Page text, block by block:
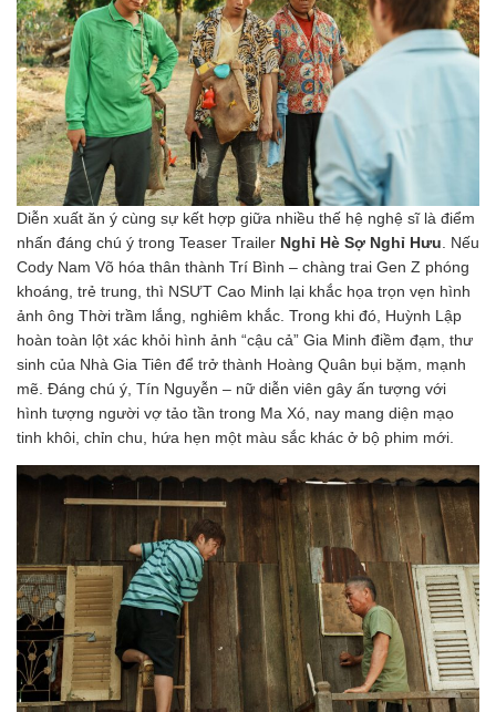
Diễn xuất ăn ý cùng sự kết hợp giữa nhiều thế hệ nghệ sĩ là điểm
nhấn đáng chú ý trong Teaser Trailer Nghỉ Hè Sợ Nghỉ Hưu . Nếu
Cody Nam Võ hóa thân thành Trí Bình – chàng trai Gen Z phóng
khoáng, trẻ trung, thì NSƯT Cao Minh lại khắc họa trọn vẹn hình
ảnh ông Thời trầm lắng, nghiêm khắc. Trong khi đó, Huỳnh Lập
hoàn toàn lột xác khỏi hình ảnh “cậu cả” Gia Minh điềm đạm, thư
sinh của Nhà Gia Tiên để trở thành Hoàng Quân bụi bặm, mạnh
mẽ. Đáng chú ý, Tín Nguyễn – nữ diễn viên gây ấn tượng với
hình tượng người vợ tảo tần trong Ma Xó, nay mang diện mạo
tinh khôi, chỉn chu, hứa hẹn một màu sắc khác ở bộ phim mới.